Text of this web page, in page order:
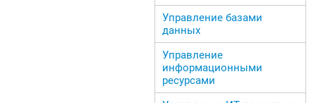
Управление базами
данных
Управление
информационными
ресурсами